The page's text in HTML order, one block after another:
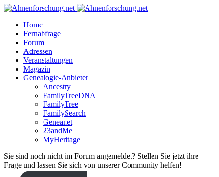
Home
Fernabfrage
Forum
Adressen
Veranstaltungen
Magazin
Genealogie-Anbieter
Ancestry
FamilyTreeDNA
FamilyTree
FamilySearch
Geneanet
23andMe
MyHeritage
Sie sind noch nicht im Forum angemeldet? Stellen Sie jetzt ihre
Frage und lassen Sie sich von unserer Community helfen!